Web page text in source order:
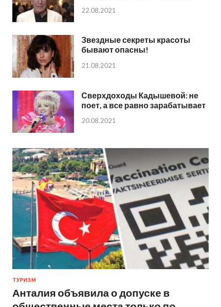
22.08.2021
Звездные секреты красоты
бывают опасны!
21.08.2021
Сверхдоходы Кадышевой: не
поет, а все равно зарабатывает
20.08.2021
ТУРИЗМ
Анталия объявила о допуске в